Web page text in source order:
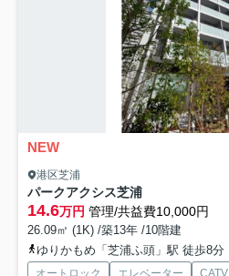
NEW
港区芝浦
パークアクシス芝浦
14.6万円 管理/共益費10,000円
26.09㎡ (1K) /築13年 /10階建
ゆりかもめ「芝浦ふ頭」駅 徒歩8分
オートロック エレベーター CATV